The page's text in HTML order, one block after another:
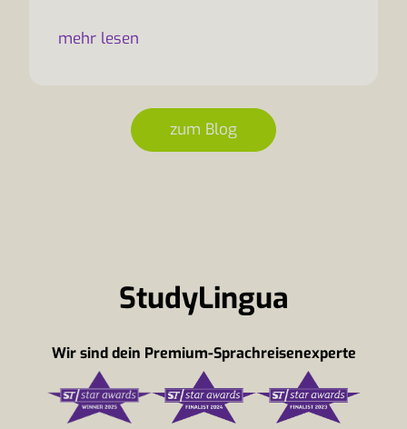
mehr lesen
zum Blog
StudyLingua
Wir sind dein Premium-Sprachreisenexperte